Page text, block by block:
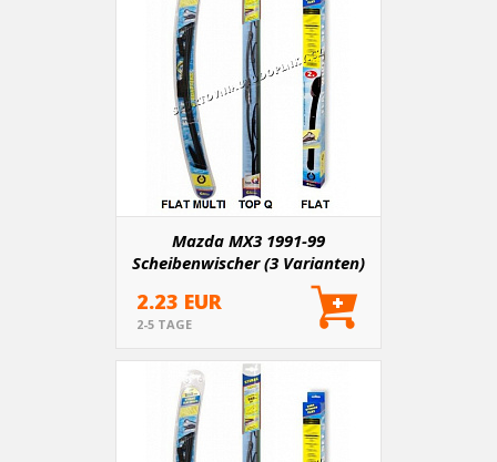
Mazda MX3 1991-99
Scheibenwischer (3 Varianten)
2.23 EUR
2-5 TAGE